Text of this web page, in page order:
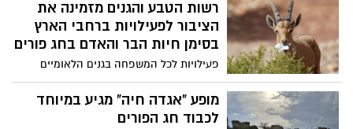
סבוריאה דרמטיטיס – מחלת עור דלקתית
וכרונית, הנוטה להחמיר במצבי סטרס, גם אם
האדם עצמו אינו מגדיר את עצמו כ”חווה
לחץ”.
אלה, אבל הטבע מגיע עד הסלון. על רקע
המצב הביטחוני והשהייה הממושכת בבית
בסמוך למרחבים המוגנים, רשות הטבע והגנים
ופעילויות לילדים, שנועדו לסייע בהעברת
רשות הטבע והגנים מזמינה את
הציבור לפעילויות ברחבי הארץ
בסימן חיות הבר והאדם בחג פורים
פעילויות לכל המשפחה בגנים הלאומיים
ובשמורות הטבע לאורך החודש ובחג פורים,
במטרה להעלות את המודעות הציבורית
לחיות הבר אותן אנחנו פוגשים בשטחים
מופע "אגדה חיה" מגיע במיוחד
לכבוד חג הפורים